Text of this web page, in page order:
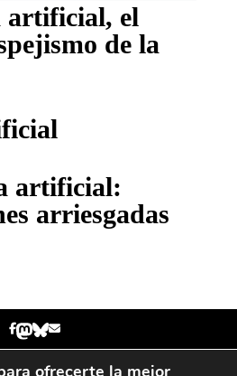
artificial, el
de la
artificial:
arriesgadas
ofrecerte la mejor